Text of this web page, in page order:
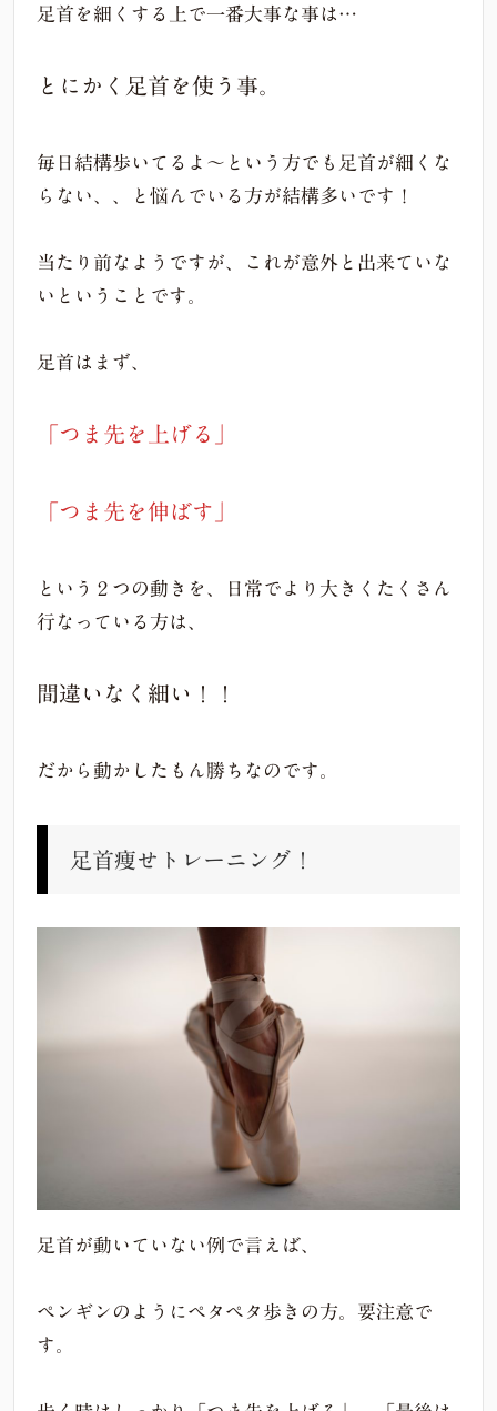
足首を細くする上で一番大事な事は…
とにかく足首を使う事。
毎日結構歩いてるよ〜という方でも足首が細くな
らない、、と悩んでいる方が結構多いです！
当たり前なようですが、これが意外と出来ていな
いということです。
足首はまず、
「つま先を上げる」
「つま先を伸ばす」
という２つの動きを、日常でより大きくたくさん
行なっている方は、
間違いなく細い！！
だから動かしたもん勝ちなのです。
足首痩せトレーニング！
足首が動いていない例で言えば、
ペンギンのようにペタペタ歩きの方。要注意で
す。